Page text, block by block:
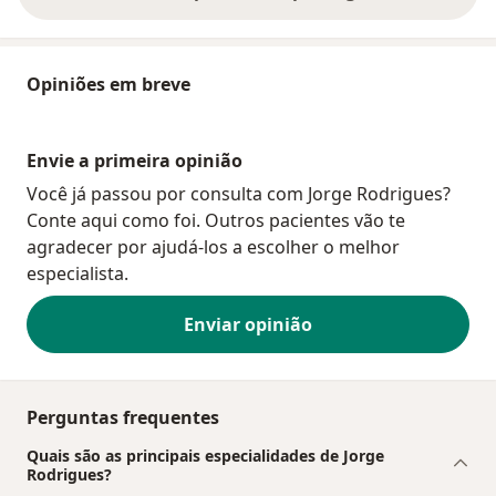
Opiniões em breve
Envie a primeira opinião
Você já passou por consulta com Jorge Rodrigues?
Conte aqui como foi. Outros pacientes vão te
agradecer por ajudá-los a escolher o melhor
especialista.
Enviar opinião
Perguntas frequentes
Quais são as principais especialidades de Jorge
Rodrigues?